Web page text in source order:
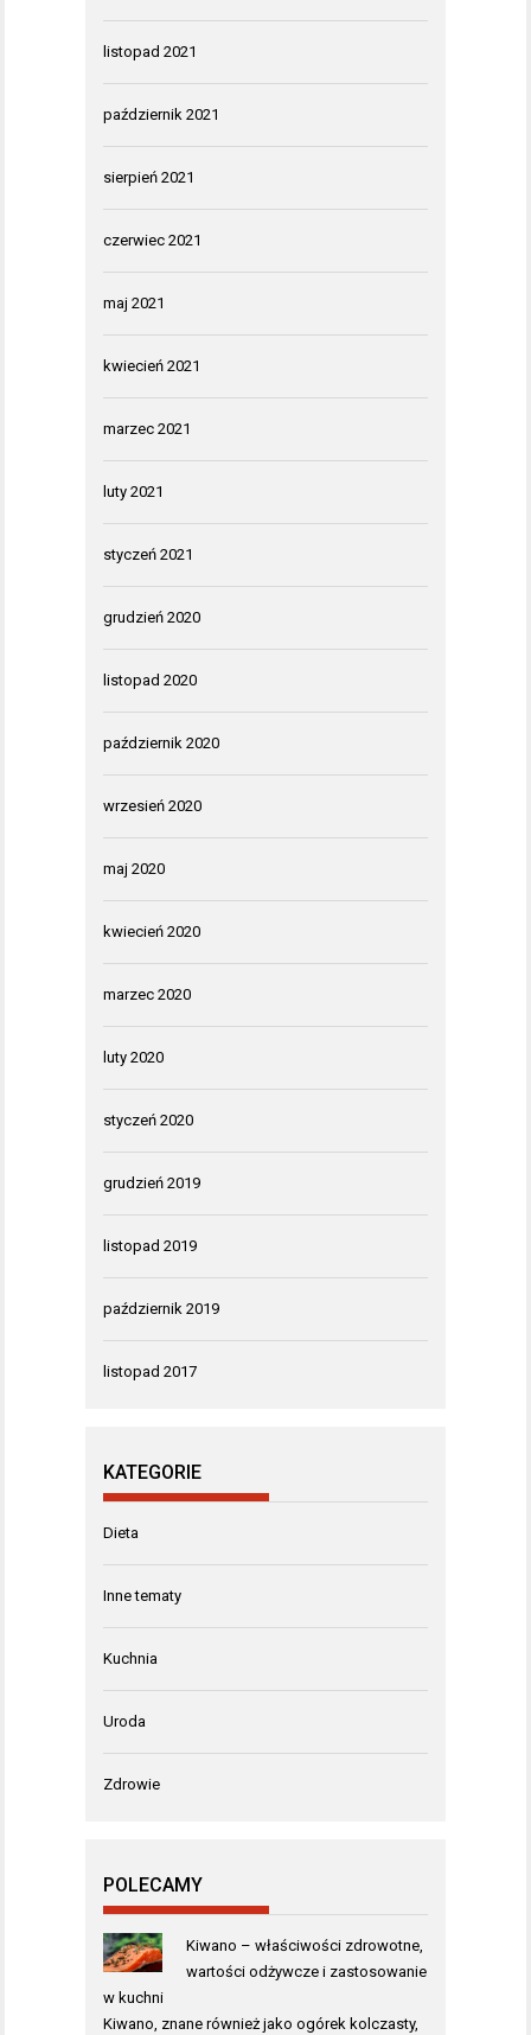
listopad 2021
październik 2021
sierpień 2021
czerwiec 2021
maj 2021
kwiecień 2021
marzec 2021
luty 2021
styczeń 2021
grudzień 2020
listopad 2020
październik 2020
wrzesień 2020
maj 2020
kwiecień 2020
marzec 2020
luty 2020
styczeń 2020
grudzień 2019
listopad 2019
październik 2019
listopad 2017
KATEGORIE
Dieta
Inne tematy
Kuchnia
Uroda
Zdrowie
POLECAMY
Kiwano – właściwości zdrowotne,
wartości odżywcze i zastosowanie
w kuchni
Kiwano, znane również jako ogórek kolczasty,